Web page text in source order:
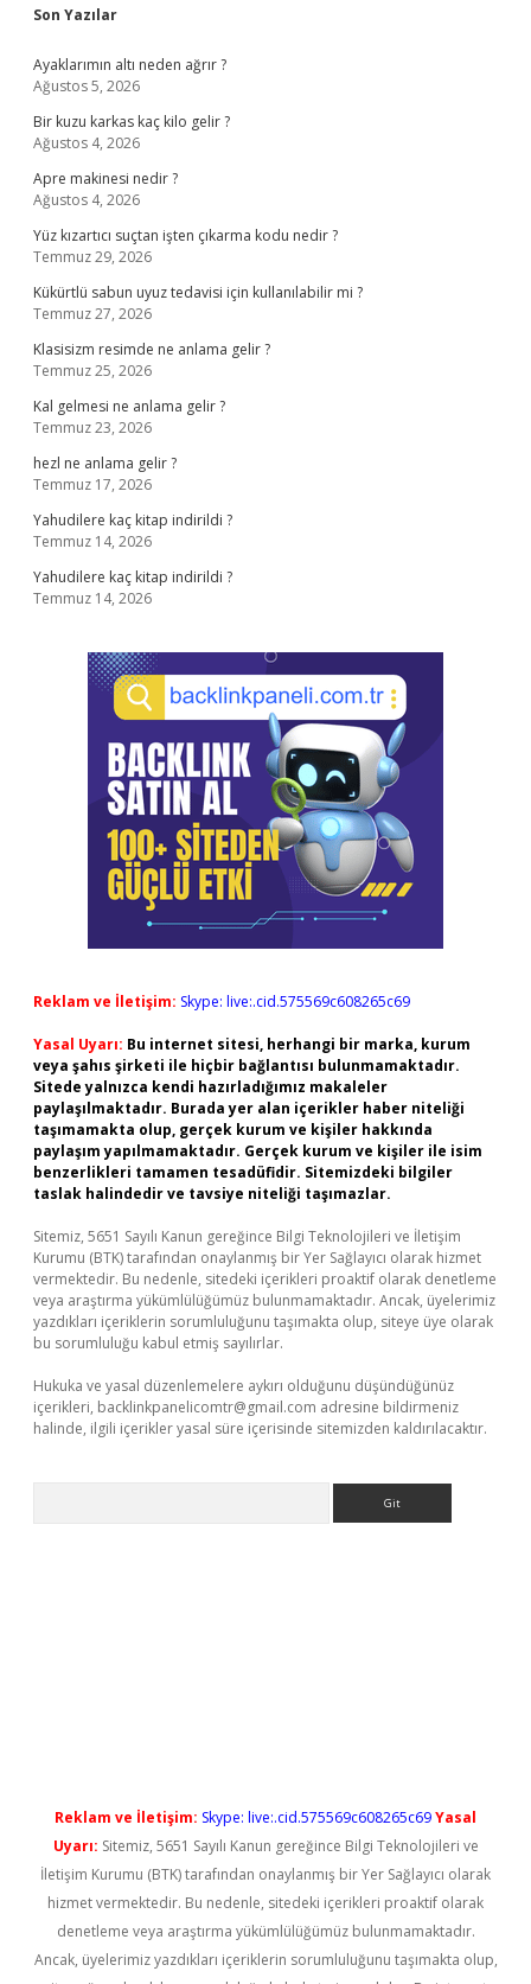
Sidebar
Son Yazılar
Ayaklarımın altı neden ağrır ?
Ağustos 5, 2026
Bir kuzu karkas kaç kilo gelir ?
Ağustos 4, 2026
Apre makinesi nedir ?
Ağustos 4, 2026
Yüz kızartıcı suçtan işten çıkarma kodu nedir ?
Temmuz 29, 2026
Kükürtlü sabun uyuz tedavisi için kullanılabilir mi ?
Temmuz 27, 2026
Klasisizm resimde ne anlama gelir ?
Temmuz 25, 2026
Kal gelmesi ne anlama gelir ?
Temmuz 23, 2026
hezl ne anlama gelir ?
Temmuz 17, 2026
Yahudilere kaç kitap indirildi ?
Temmuz 14, 2026
Yahudilere kaç kitap indirildi ?
Temmuz 14, 2026
Reklam ve İletişim: Skype: live:.cid.575569c608265c69
Yasal Uyarı: Bu internet sitesi, herhangi bir marka, kurum
veya şahıs şirketi ile hiçbir bağlantısı bulunmamaktadır.
Sitede yalnızca kendi hazırladığımız makaleler
paylaşılmaktadır. Burada yer alan içerikler haber niteliği
taşımamakta olup, gerçek kurum ve kişiler hakkında
paylaşım yapılmamaktadır. Gerçek kurum ve kişiler ile isim
benzerlikleri tamamen tesadüfidir. Sitemizdeki bilgiler
taslak halindedir ve tavsiye niteliği taşımazlar.
Sitemiz, 5651 Sayılı Kanun gereğince Bilgi Teknolojileri ve İletişim
Kurumu (BTK) tarafından onaylanmış bir Yer Sağlayıcı olarak hizmet
vermektedir. Bu nedenle, sitedeki içerikleri proaktif olarak denetleme
veya araştırma yükümlülüğümüz bulunmamaktadır. Ancak, üyelerimiz
yazdıkları içeriklerin sorumluluğunu taşımakta olup, siteye üye olarak
bu sorumluluğu kabul etmiş sayılırlar.
Hukuka ve yasal düzenlemelere aykırı olduğunu düşündüğünüz
içerikleri, backlinkpanelicomtr@gmail.com adresine bildirmeniz
halinde, ilgili içerikler yasal süre içerisinde sitemizden kaldırılacaktır.
Reklam ve İletişim: Skype: live:.cid.575569c608265c69Yasal
Uyarı: Sitemiz, 5651 Sayılı Kanun gereğince Bilgi Teknolojileri ve
İletişim Kurumu (BTK) tarafından onaylanmış bir Yer Sağlayıcı olarak
hizmet vermektedir. Bu nedenle, sitedeki içerikleri proaktif olarak
denetleme veya araştırma yükümlülüğümüz bulunmamaktadır.
Ancak, üyelerimiz yazdıkları içeriklerin sorumluluğunu taşımakta olup,